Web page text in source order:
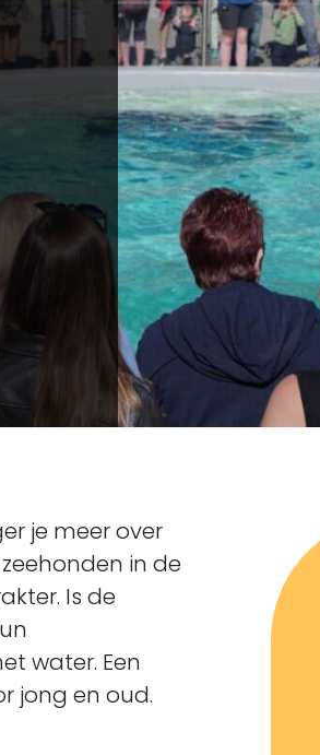
je meer over
in de
Is de
water. Een
jong en oud.